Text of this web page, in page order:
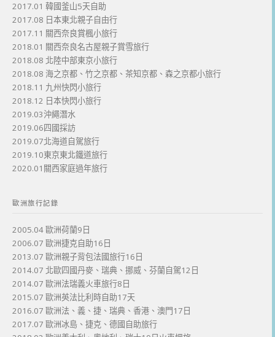
2017.01 韓國釜山5天自助
2017.08 日本東北親子自由行
2017.11 關西奈良賞楓小旅行
2018.01 關西奈良名古屋親子賞雪旅行
2018.08 北陸中部東京小旅行
2018.08 海之京都、竹之京都、茶知京都、森之京都小旅行
2018.11 九州快閃小旅行
2018.12 日本快閃小旅行
2019.03沖繩潛水
2019.06四國採訪
2019.07北海道自駕旅行
2019.10東京東北鐵道旅行
2020.01關西家庭過年旅行
歐洲旅行記錄
2005.04 歐洲荷蘭9日
2006.07 歐洲捷克自助16日
2013.07 歐洲親子背包法國旅行16日
2014.07 北歐四國丹麥、瑞典、挪威、芬蘭自駕12日
2014.07 歐洲法瑞義火車旅行8日
2015.07 歐洲英法比利時自助17天
2016.07 歐洲法、義、捷、瑞典、香港、澳門17日
2017.07 歐洲冰島、捷克、德國自助旅行